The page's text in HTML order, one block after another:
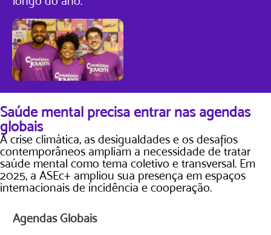
Saúde mental precisa entrar nas agendas
globais
A crise climática, as desigualdades e os desafios
contemporâneos ampliam a necessidade de tratar
saúde mental como tema coletivo e transversal. Em
2025, a ASEc+ ampliou sua presença em espaços
internacionais de incidência e cooperação.
Agendas Globais